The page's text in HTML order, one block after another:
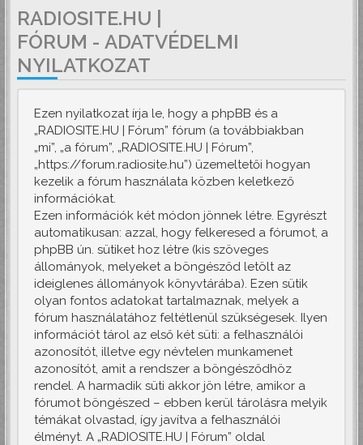
RADIOSITE.HU |
FÓRUM - ADATVÉDELMI
NYILATKOZAT
Ezen nyilatkozat írja le, hogy a phpBB és a
„RADIOSITE.HU | Fórum” fórum (a továbbiakban
„mi”, „a fórum”, „RADIOSITE.HU | Fórum”,
„https://forum.radiosite.hu”) üzemeltetői hogyan
kezelik a fórum használata közben keletkező
információkat.
Ezen információk két módon jönnek létre. Egyrészt
automatikusan: azzal, hogy felkeresed a fórumot, a
phpBB ún. sütiket hoz létre (kis szöveges
állományok, melyeket a böngésződ letölt az
ideiglenes állományok könyvtárába). Ezen sütik
olyan fontos adatokat tartalmaznak, melyek a
fórum használatához feltétlenül szükségesek. Ilyen
információt tárol az első két süti: a felhasználói
azonosítót, illetve egy névtelen munkamenet
azonosítót, amit a rendszer a böngésződhöz
rendel. A harmadik süti akkor jön létre, amikor a
fórumot böngészed – ebben kerül tárolásra melyik
témákat olvastad, így javítva a felhasználói
élményt. A „RADIOSITE.HU | Fórum” oldal